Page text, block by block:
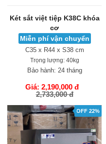
Két sắt việt tiệp K38C khóa
cơ
Miễn phí vận chuyển
C35 x R44 x S38 cm
Trọng lượng:40kg
Bảo hành: 24 tháng
Giá: 2,190,000 đ
2,733,000 đ
GIỎ HÀNG
OFF 22%